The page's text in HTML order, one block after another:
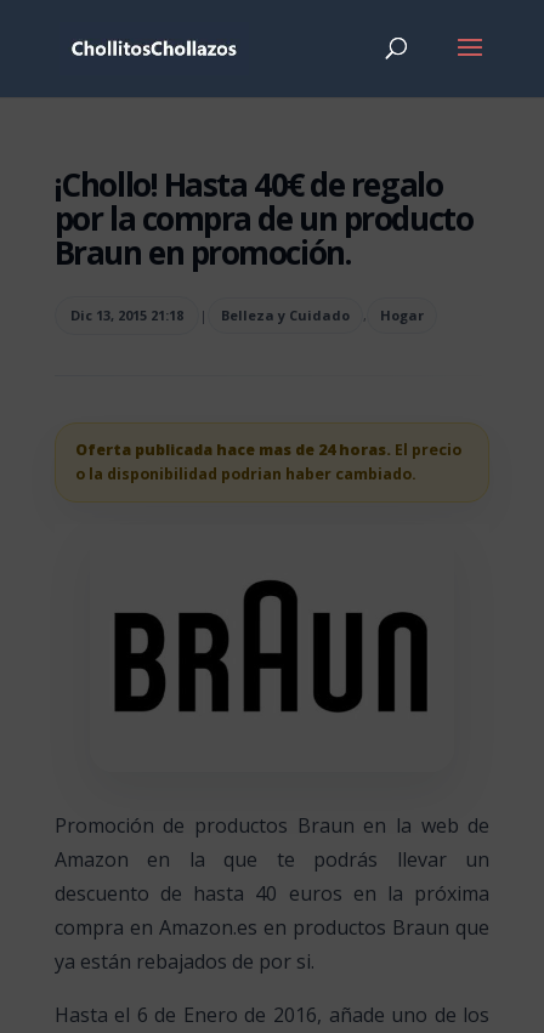
¡Chollo! Hasta 40€ de regalo
por la compra de un producto
Braun en promoción.
Dic 13, 2015 21:18 | Belleza y Cuidado , Hogar
Oferta publicada hace mas de 24 horas. El precio
o la disponibilidad podrian haber cambiado.
Promoción de productos Braun en la web de
Amazon en la que te podrás llevar un
descuento de hasta 40 euros en la próxima
compra en Amazon.es en productos Braun que
ya están rebajados de por si.
Hasta el 6 de Enero de 2016, añade uno de los